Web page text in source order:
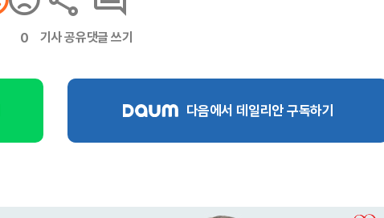
0 기사 공유댓글 쓰기
다음에서 데일리안 구독하기